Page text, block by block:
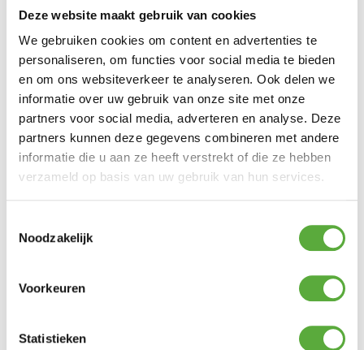
Deze website maakt gebruik van cookies
We gebruiken cookies om content en advertenties te
personaliseren, om functies voor social media te bieden
en om ons websiteverkeer te analyseren. Ook delen we
informatie over uw gebruik van onze site met onze
partners voor social media, adverteren en analyse. Deze
partners kunnen deze gegevens combineren met andere
informatie die u aan ze heeft verstrekt of die ze hebben
verzameld op basis van uw gebruik van hun services.
Noodzakelijk
Voorkeuren
Statistieken
Kopersbescherming met Trusted Shops
SKU0PST810701-1CategorieënKamperen, Slaapartikelen
Slaapzakken Merk:Polydaun
Productkleur navy / mist
Productmaat
85×210
Materiaal
Lengte